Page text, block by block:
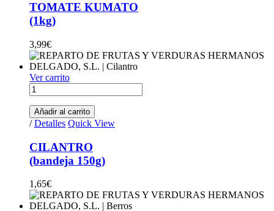
TOMATE KUMATO
(1kg)
3,99€
Ver carrito
CILANTRO (bandeja 150g) quantity
Añadir al carrito
/ Detalles Quick View
CILANTRO
(bandeja 150g)
1,65€